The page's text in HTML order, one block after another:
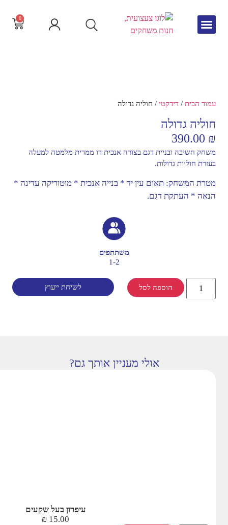
0
עמוד הבית / דידקטי / חוליה גדולה
חוליה גדולה
390.00 ₪
משחק חשיבה ובניית דגם בצורה אנכית דו ממדית מלמטה למעלה
בעזרת חוליות גדולות.
מטרת המשחק: תאום עין יד * בנייה אנכית * מוטוריקה עדינה *
הנאה * העתקת דגם.
משתתפים
1-2
הוספה לסל לשיחת ייעוץ
אולי מעניין אותך גם?
עיפרון בעל שקעים
15.00
₪